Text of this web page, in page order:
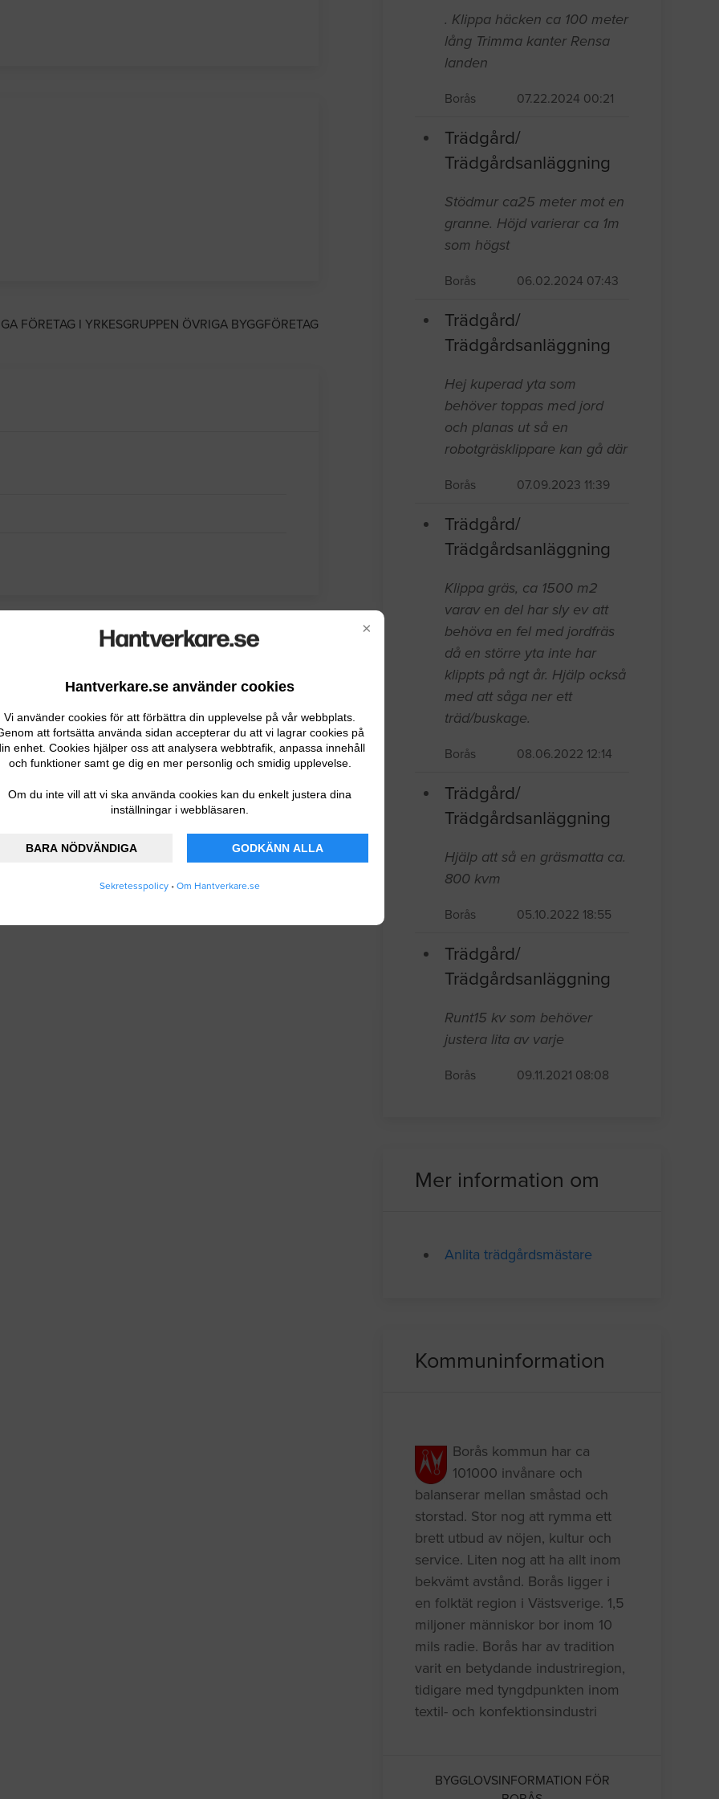
×
Hantverkare.se använder cookies
Vi använder cookies för att förbättra din upplevelse på vår webbplats.
att fortsätta använda sidan accepterar du att vi lagrar cookies på
enhet. Cookies hjälper oss att analysera webbtrafik, anpassa innehåll
och funktioner samt ge dig en mer personlig och smidig upplevelse.
Om du inte vill att vi ska använda cookies kan du enkelt justera dina
inställningar i webbläsaren.
BARA NÖDVÄNDIGA GODKÄNN ALLA
Sekretesspolicy • Om Hantverkare.se
FÖRETAG I YRKESGRUPPEN ÖVRIGA BYGGFÖRETAG
. Klippa häcken ca 100 meter
lång Trimma kanter Rensa
landen
Borås 07.22.2024 00:21
Trädgård/
Trädgårdsanläggning
Stödmur ca25 meter mot en
granne. Höjd varierar ca 1m
som högst
Borås 06.02.2024 07:43
Trädgård/
Trädgårdsanläggning
Hej kuperad yta som
behöver toppas med jord
och planas ut så en
robotgräsklippare kan gå där
Borås 07.09.2023 11:39
Trädgård/
Trädgårdsanläggning
Klippa gräs, ca 1500 m2
varav en del har sly ev att
behöva en fel med jordfräs
då en större yta inte har
klippts på ngt år. Hjälp också
med att såga ner ett
träd/buskage.
Borås 08.06.2022 12:14
Trädgård/
Trädgårdsanläggning
Hjälp att så en gräsmatta ca.
800 kvm
Borås 05.10.2022 18:55
Trädgård/
Trädgårdsanläggning
Runt15 kv som behöver
justera lita av varje
Borås 09.11.2021 08:08
Mer information om
Anlita trädgårdsmästare
Kommuninformation
Borås kommun har ca
101000 invånare och
balanserar mellan småstad och
storstad. Stor nog att rymma ett
brett utbud av nöjen, kultur och
service. Liten nog att ha allt inom
bekvämt avstånd. Borås ligger i
en folktät region i Västsverige. 1,5
miljoner människor bor inom 10
mils radie. Borås har av tradition
varit en betydande industriregion,
tidigare med tyngdpunkten inom
textil- och konfektionsindustri
BYGGLOVSINFORMATION FÖR